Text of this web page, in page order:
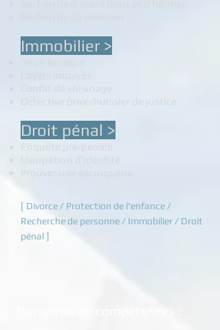
Immobilier >
Loyers impayés
Conflit de voisinage
Détective privé/huissier de justice
Droit pénal >
Enquête pré-pénale
Usurpation d’identité
Prouver une escroquerie
[ Divorce / Protection de l'enfance /
Recherche de personne / Immobilier / Droit
pénal]